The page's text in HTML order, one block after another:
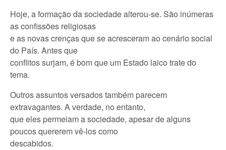
Hoje, a formação da sociedade alterou-se. São inúmeras
as confissões religiosas
e as novas crenças que se acresceram ao cenário social
do País. Antes que
conflitos surjam, é bom que um Estado laico trate do
tema.
Outros assuntos versados também parecem
extravagantes. A verdade, no entanto,
que eles permeiam a sociedade, apesar de alguns
poucos quererem vê-los como
descabidos.